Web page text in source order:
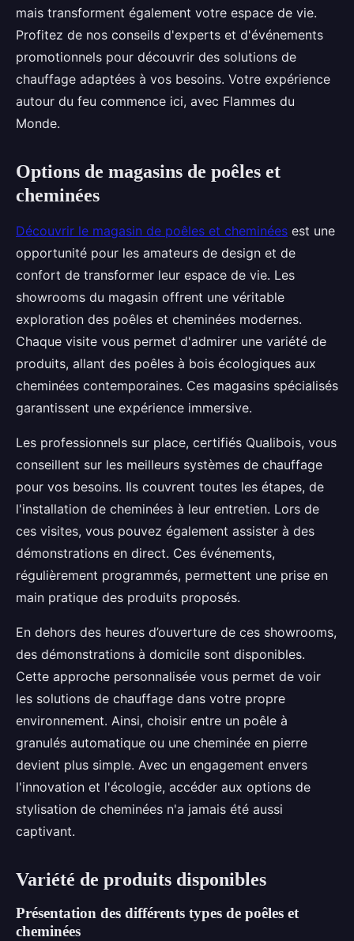
mais transforment également votre espace de vie.
Profitez de nos conseils d'experts et d'événements
promotionnels pour découvrir des solutions de
chauffage adaptées à vos besoins. Votre expérience
autour du feu commence ici, avec Flammes du
Monde.
Options de magasins de poêles et
cheminées
Découvrir le magasin de poêles et cheminées est une
opportunité pour les amateurs de design et de
confort de transformer leur espace de vie. Les
showrooms du magasin offrent une véritable
exploration des poêles et cheminées modernes.
Chaque visite vous permet d'admirer une variété de
produits, allant des poêles à bois écologiques aux
cheminées contemporaines. Ces magasins spécialisés
garantissent une expérience immersive.
Les professionnels sur place, certifiés Qualibois, vous
conseillent sur les meilleurs systèmes de chauffage
pour vos besoins. Ils couvrent toutes les étapes, de
l'installation de cheminées à leur entretien. Lors de
ces visites, vous pouvez également assister à des
démonstrations en direct. Ces événements,
régulièrement programmés, permettent une prise en
main pratique des produits proposés.
En dehors des heures d’ouverture de ces showrooms,
des démonstrations à domicile sont disponibles.
Cette approche personnalisée vous permet de voir
les solutions de chauffage dans votre propre
environnement. Ainsi, choisir entre un poêle à
granulés automatique ou une cheminée en pierre
devient plus simple. Avec un engagement envers
l'innovation et l'écologie, accéder aux options de
stylisation de cheminées n'a jamais été aussi
captivant.
Variété de produits disponibles
Présentation des différents types de poêles et
cheminées